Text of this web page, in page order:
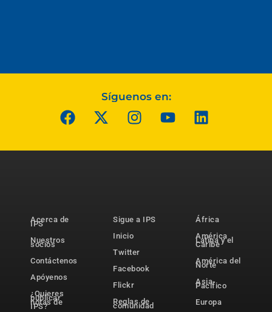
Síguenos en:
Acerca de
IPS
Nuestros
socios
Contáctenos
Apóyenos
¿Quieres
publicar
notas de
IPS?
Sigue a IPS
Inicio
Twitter
Facebook
Flickr
Reglas de
comunidad
África
América
Latina y el
Caribe
América del
Norte
Asia-
Pacífico
Europa